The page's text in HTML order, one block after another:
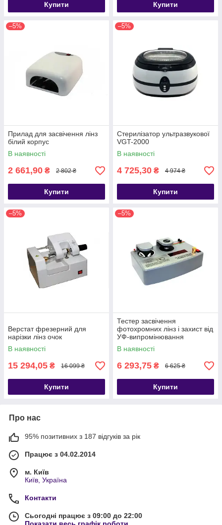
Купити Купити
–5%
Прилад для засвічення лінз
білий корпус
В наявності
2 661,90 ₴ 2 802 ₴
Купити
–5%
Стерилізатор ультразвукової
VGT-2000
В наявності
4 725,30 ₴ 4 974 ₴
Купити
–5%
Верстат фрезерний для
нарізки лінз очок
В наявності
15 294,05 ₴ 16 099 ₴
Купити
–5%
Тестер засвічення
фотохромних лінз і захист від
УФ-випромінювання
В наявності
6 293,75 ₴ 6 625 ₴
Купити
Про нас
95% позитивних з 187 відгуків за рік
Працює з 04.02.2014
м. Київ
Київ, Україна
Контакти
Сьогодні працює з 09:00 до 22:00